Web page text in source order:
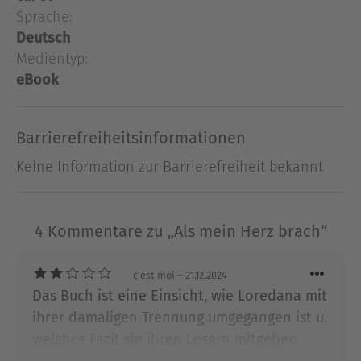
Herzschmerz. Oder doch? In ihrem ersten Buch
zeigt sich Loredana von einer neuen Seite. So
nahbar und persönlich wie noch nie, beweist sie,
dass es nach jeder Verletzung wieder nach oben
Ausblenden
Sprache:
Deutsch
Medientyp:
eBook
Barrierefreiheitsinformationen
Keine Information zur Barrierefreiheit bekannt
4 Kommentare zu „Als mein Herz brach“
c'est moi – 21.12.2024
Das Buch ist eine Einsicht, wie Loredana mit
ihrer damaligen Trennung umgegangen ist u.